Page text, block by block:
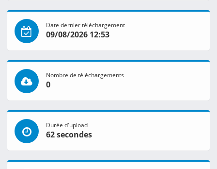
Date dernier téléchargement
09/08/2026 12:53
Nombre de téléchargements
0
Durée d'upload
62 secondes